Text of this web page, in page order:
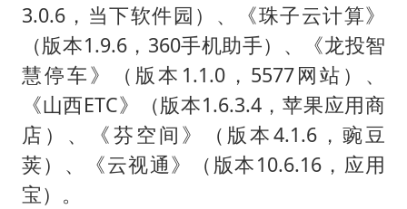
3.0.6，当下软件园）、《珠子云计算》
（版本1.9.6，360手机助手）、《龙投智
慧停车》（版本1.1.0，5577网站）、
《山西ETC》（版本1.6.3.4，苹果应用商
店）、《芬空间》（版本4.1.6，豌豆
荚）、《云视通》（版本10.6.16，应用
宝）。